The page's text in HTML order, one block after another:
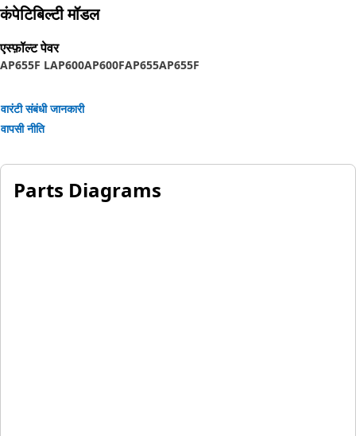
कंपेटिबिल्टी मॉडल
एस्‍फ़ॉल्‍ट पेवर
AP655F LAP600AP600FAP655AP655F
वारंटी संबंधी जानकारी
वापसी नीति
Parts Diagrams